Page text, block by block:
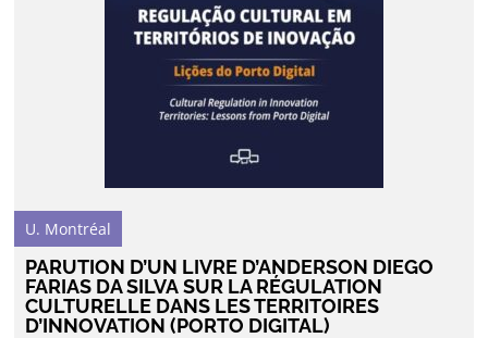
U. Montréal
PARUTION D’UN LIVRE D’ANDERSON DIEGO
FARIAS DA SILVA SUR LA RÉGULATION
CULTURELLE DANS LES TERRITOIRES
D’INNOVATION (PORTO DIGITAL)